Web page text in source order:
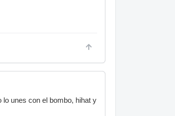
lo unes con el bombo, hihat y